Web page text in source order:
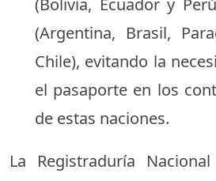
(Bolivia, Ecuador y
(Argentina, Brasil,
Chile), evitando la
el pasaporte en los
de estas naciones.
La Registraduría